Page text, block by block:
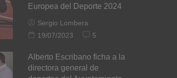
Europea del Deporte 2024
Sergio Lombera
19/07/2023
5
Alberto Escribano ficha a la
directora general de